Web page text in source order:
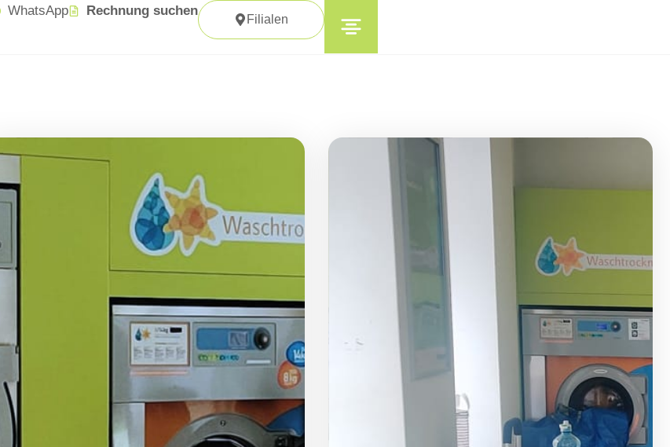
WhatsApp Rechnung suchen
Filialen